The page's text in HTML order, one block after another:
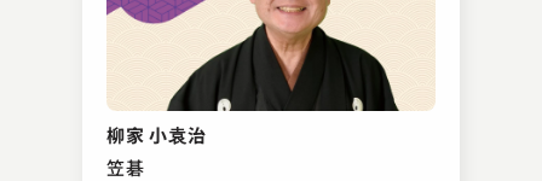
柳家 小袁治
笠碁
笑福亭 笑有
時うどん
2024.02.22 | 16分